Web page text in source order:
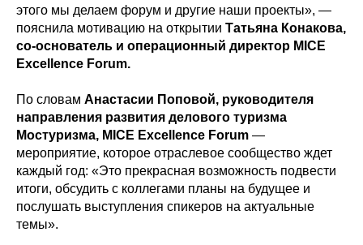
этого мы делаем форум и другие наши проекты», —
пояснила мотивацию на открытии Татьяна Конакова,
со-основатель и операционный директор MICE
Excellence Forum.
По словам Анастасии Поповой, руководителя
направления развития делового туризма
Мостуризма, MICE Excellence Forum —
мероприятие, которое отраслевое сообщество ждет
каждый год: «Это прекрасная возможность подвести
итоги, обсудить с коллегами планы на будущее и
послушать выступления спикеров на актуальные
темы».